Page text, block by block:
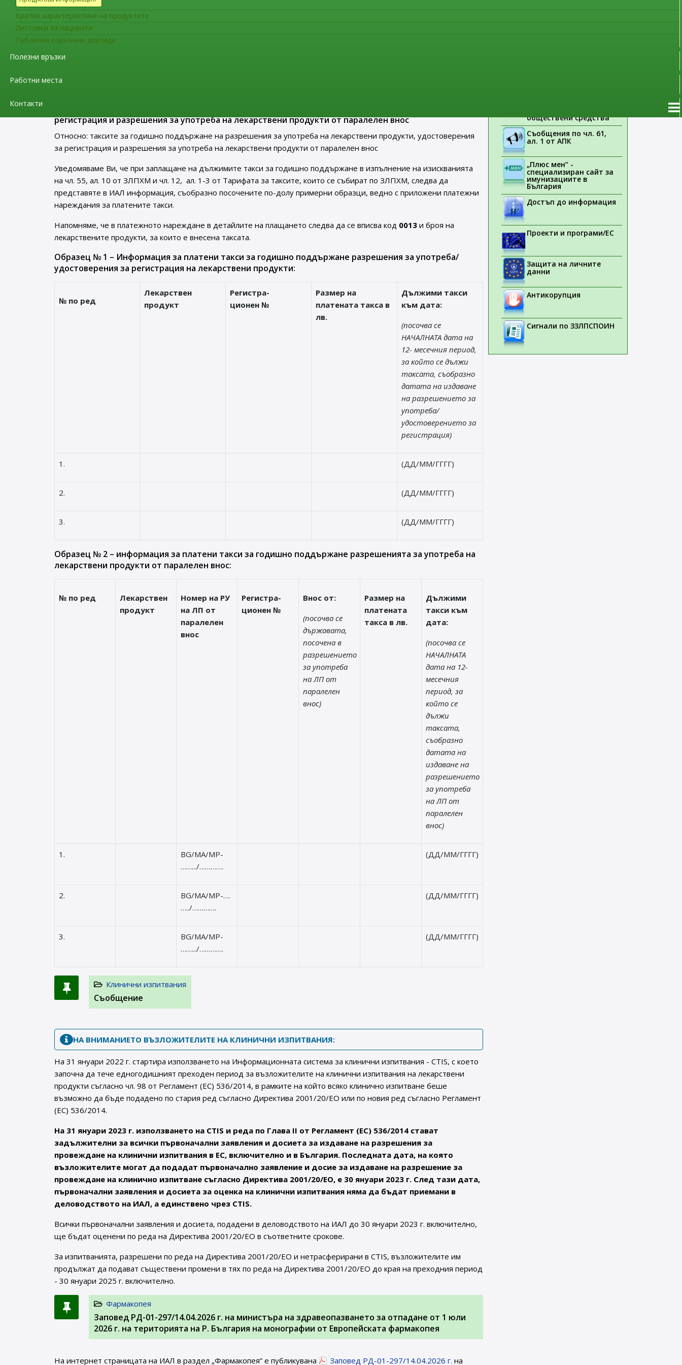
Кратки характеристики на продуктите
Листовки за пациента
Публични оценъчни доклади
Полезни връзки
Работни места
Контакти
Уведомяваме Ви, че считано от 21.08.2022 г. влиза в сила нов Анекс 21 „Внос на лекарствени продукти“ на
европейското ръководство за Добра производствена практика EU GMP Guide. Актуалният текст на документа е
публикуван на интернет страницата на Изпълнителна агенция по лекарствата в раздел
регистрация и разрешения за употреба на лекарствени продукти от паралелен внос
Относно: таксите за годишно поддържане на разрешения за употреба на лекарствени продукти, удостоверения
за регистрация и разрешения за употреба на лекарствени продукти от паралелен внос
Уведомяваме Ви, че при заплащане на дължимите такси за годишно поддържане в изпълнение на изискванията
на чл. 55, ал. 10 от ЗЛПХМ и чл. 12, ал. 1-3 от Тарифата за таксите, които се събират по ЗЛПХМ, следва да
представяте в ИАЛ информация, съобразно посочените по-долу примерни образци, ведно с приложени платежни
нареждания за платените такси.
Напомняме, че в платежното нареждане в детайлите на плащането следва да се вписва код 0013 и броя на
лекарствените продукти, за които е внесена таксата.
Образец № 1 – Информация за платени такси за годишно поддържане разрешения за употреба/
удостоверения за регистрация на лекарствени продукти:
№ по ред
Лекарствен
продукт
Регистра-
ционен №
Размер на
платената такса в
лв.
Дължими такси
към дата:
(посочва се
НАЧАЛНАТА дата на
12- месечния период,
за който се дължи
таксата, съобразно
датата на издаване
на разрешението за
употреба/
удостоверението за
регистрация)
1. (ДД/ММ/ГГГГ)
2. (ДД/ММ/ГГГГ)
3. (ДД/ММ/ГГГГ)
Образец № 2 – информация за платени такси за годишно поддържане разрешенията за употреба на
лекарствени продукти от паралелен внос:
№ по ред
Лекарствен
продукт
Номер на РУ
на ЛП от
паралелен
внос
Регистра-
ционен №
Внос от:
(посочва се
държавата,
посочена в
разрешението
за употреба
на ЛП от
паралелен
внос)
Размер на
платената
такса в лв.
Дължими
такси към
дата:
(посочва се
НАЧАЛНАТА
дата на 12-
месечния
период, за
който се
дължи
таксата,
съобразно
датата на
издаване на
разрешението
за употреба
на ЛП от
паралелен
внос)
1.
BG/MA/MP-
…….../………….
(ДД/ММ/ГГГГ)
2.
BG/MA/MP-….
…../………….
(ДД/ММ/ГГГГ)
3.
BG/MA/MP-
…….../………….
(ДД/ММ/ГГГГ)
Клинични изпитвания
Съобщение
НА ВНИМАНИЕТО ВЪЗЛОЖИТЕЛИТЕ НА КЛИНИЧНИ ИЗПИТВАНИЯ:
На 31 януари 2022 г. стартира използването на Информационната система за клинични изпитвания - CTIS, с което
започна да тече едногодишният преходен период за възложителите на клинични изпитвания на лекарствени
продукти съгласно чл. 98 от Регламент (ЕС) 536/2014, в рамките на който всяко клинично изпитване беше
възможно да бъде подадено по стария ред съгласно Директива 2001/20/ЕО или по новия ред съгласно Регламент
(ЕС) 536/2014.
На 31 януари 2023 г. използването на CTIS и реда по Глава II от Регламент (ЕС) 536/2014 стават
задължителни за всички първоначални заявления и досиета за издаване на разрешения за
провеждане на клинични изпитвания в ЕС, включително и в България. Последната дата, на която
възложителите могат да подадат първоначално заявление и досие за издаване на разрешение за
провеждане на клинично изпитване съгласно Директива 2001/20/ЕО, е 30 януари 2023 г. След тази дата,
първоначални заявления и досиета за оценка на клинични изпитвания няма да бъдат приемани в
деловодството на ИАЛ, а единствено чрез CTIS.
Всички първоначални заявления и досиета, подадени в деловодството на ИАЛ до 30 януари 2023 г. включително,
ще бъдат оценени по реда на Директива 2001/20/ЕО в съответните срокове.
За изпитванията, разрешени по реда на Директива 2001/20/ЕО и нетрасферирани в CTIS, възложителите им
продължат да подават съществени промени в тях по реда на Директива 2001/20/ЕО до края на преходния период
- 30 януари 2025 г. включително.
Фармакопея
Заповед РД-01-297/14.04.2026 г. на министъра на здравеопазването за отпадане от 1 юли
2026 г. на територията на Р. България на монографии от Европейската фармакопея
На интернет страницата на ИАЛ в раздел „Фармакопея” е публикувана Заповед РД-01-297/14.04.2026 г. на
обществени средства
Съобщения по чл. 61,
ал. 1 от АПК
„Плюс мен“ -
специализиран сайт за
имунизациите в
България
Достъп до информация
Проекти и програми/ЕС
Защита на личните
данни
Антикорупция
Сигнали по ЗЗЛПСПОИН